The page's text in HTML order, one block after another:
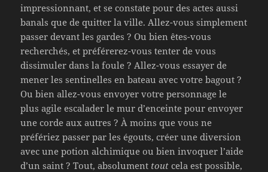
impressionnant, et se constate pour des actes aussi
banals que de quitter la ville. Allez-vous simplement
passer devant les gardes ? Ou bien êtes-vous
recherchés, et préférerez-vous tenter de vous
dissimuler dans la foule ? Allez-vous essayer de
mener les sentinelles en bateau avec votre bagout ?
Ou bien allez-vous envoyer votre personnage le
plus agile escalader le mur d’enceinte pour envoyer
une corde aux autres ? À moins que vous ne
préfériez passer par les égouts, créer une diversion
avec une potion alchimique ou bien invoquer l’aide
d’un saint ? Tout, absolument tout cela est possible,